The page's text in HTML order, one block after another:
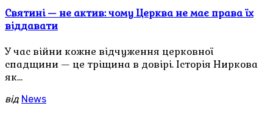
Святині — не актив: чому Церква не має права їх
віддавати
У час війни кожне відчуження церковної
спадщини — це тріщина в довірі. Історія Ниркова
як…
від News